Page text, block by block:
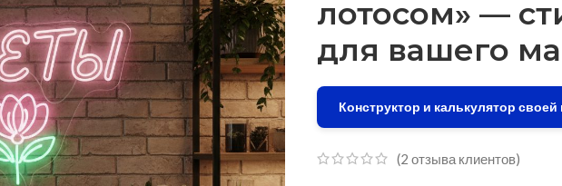
лотосом» —
для вашего
Конструктор и калькулятор
(2 отзыва клиентов)